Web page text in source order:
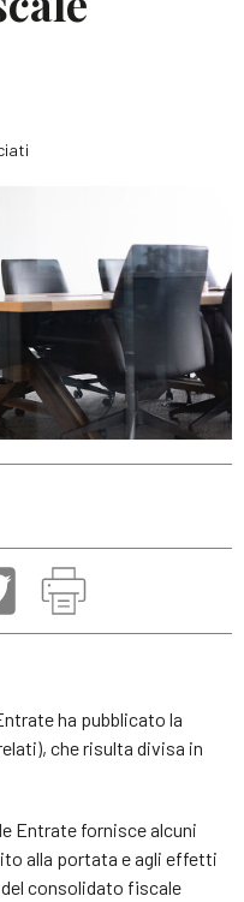
ha pubblicato la
che risulta divisa in
Entrate fornisce alcuni
alla portata e agli effetti
consolidato fiscale